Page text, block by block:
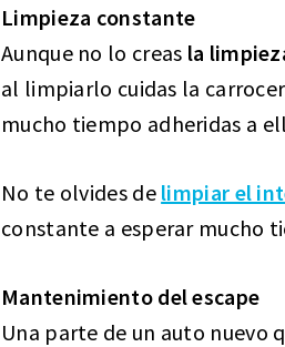
Limpieza constante
Aunque no lo creas la
al limpiarlo cuidas la
mucho tiempo adheridas a
No te olvides de limpiar el
constante a esperar mucho
Mantenimiento del escape
Una parte de un auto nuevo